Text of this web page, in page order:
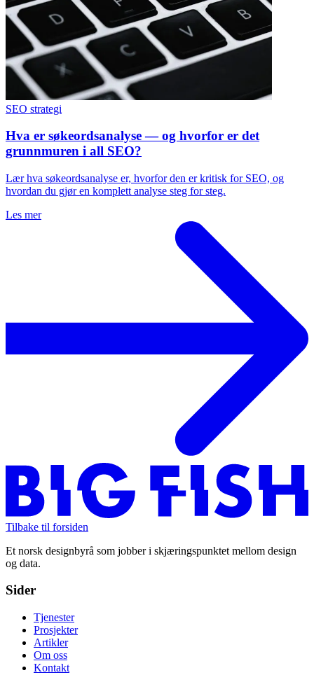
SEO strategi
Hva er søkeordsanalyse — og hvorfor er det
grunnmuren i all SEO?
Lær hva søkeordsanalyse er, hvorfor den er kritisk for SEO, og
hvordan du gjør en komplett analyse steg for steg.
Les mer
Tilbake til forsiden
Et norsk designbyrå som jobber i skjæringspunktet mellom design
og data.
Sider
Tjenester
Prosjekter
Artikler
Om oss
Kontakt